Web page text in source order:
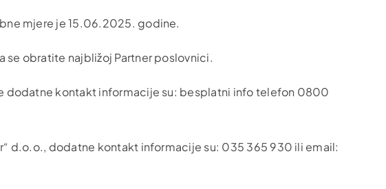
mjere je 15.06.2025. godine.
se obratite najbližoj Partner poslovnici.
dodatne kontakt informacije su: besplatni info telefon 0800
d.o.o., dodatne kontakt informacije su: 035 365 930 ili email: